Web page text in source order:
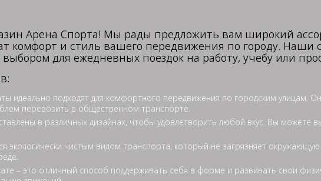
Арена Спорта! Мы рады предложить вам широкий
комфорт и стиль вашего передвижения по городу. Наши
для ежедневных поездок на работу, учебу или
идеально подходят для комфортного передвижения по городским улицам.
перевозить в общественном транспорте.
в различных дизайнах, чтобы удовлетворить любой вкус. Вы можете
экологически чистым видом транспорта, который не загрязняет
– это отличный способ поддерживать себя в форме и развивать свои